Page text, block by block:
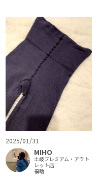
2025/01/31
MIHO
土岐プレミアム・アウト
レット店
福助